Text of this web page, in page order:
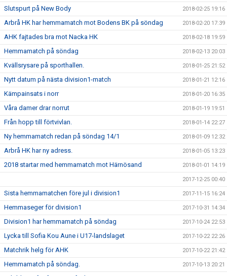
Slutspurt på New Body 2018-02-25 19:16
Arbrå HK har hemmamatch mot Bodens BK på söndag 2018-02-20 17:39
AHK fajtades bra mot Nacka HK 2018-02-18 19:59
Hemmamatch på söndag 2018-02-13 20:03
Kvällsrysare på sporthallen. 2018-01-25 21:52
Nytt datum på nästa division1-match 2018-01-21 12:16
Kämpainsats i norr 2018-01-20 16:35
Våra damer drar norrut 2018-01-19 19:51
Från hopp till förtvivlan. 2018-01-14 22:27
Ny hemmamatch redan på söndag 14/1 2018-01-09 12:32
Arbrå HK har ny adress. 2018-01-05 13:23
2018 startar med hemmamatch mot Härnösand 2018-01-01 14:19
2017-12-25 00:40
Sista hemmamatchen före jul i division1 2017-11-15 16:24
Hemmaseger för division1 2017-10-31 14:34
Division1 har hemmamatch på söndag 2017-10-24 22:53
Lycka till Sofia Kou Aune i U17-landslaget 2017-10-22 22:26
Matchrik helg för AHK 2017-10-22 21:42
Hemmamatch på söndag. 2017-10-13 20:21